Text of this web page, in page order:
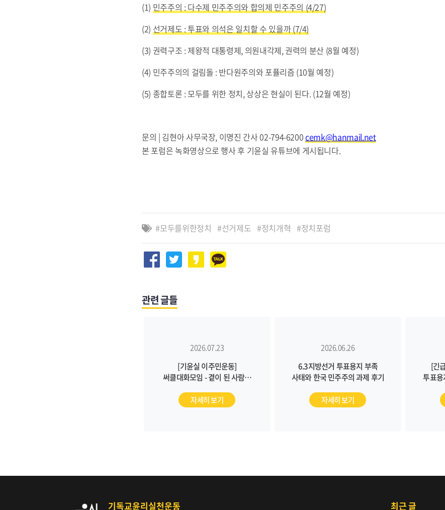
(1) 민주주의 : 다수제 민주주의와 합의제 민주주의 (4/27)
(2) 선거제도 : 투표와 의석은 일치할 수 있을까 (7/4)
(3) 권력구조 : 제왕적 대통령제, 의원내각제, 권력의 분산 (8월 예정)
(4) 민주주의의 걸림돌 : 반다원주의와 포퓰리즘 (10월 예정)
(5) 종합토론 : 모두를 위한 정치, 상상은 현실이 된다. (12월 예정)
문의 | 김현아 사무국장, 이명진 간사 02-794-6200 cemk@hanmail.net
본 포럼은 녹화영상으로 행사 후 기윤실 유튜브에 게시됩니다.
모두를위한정치 선거제도 정치개혁 정치포럼
관련 글들
2026.07.23
[기윤실 이주민운동]
써클대화모임 - 곁이 된 사람들
자세히 보기
2026.06.26
6.3지방선거 투표용지 부족
사태와 한국 민주주의 과제 후기
자세히 보기
[긴
투표
기독교윤리실천운동 최근 글